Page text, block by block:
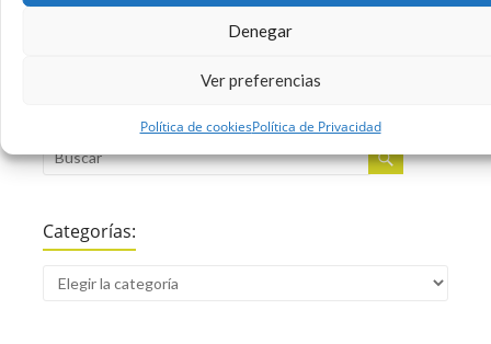
Denegar
Ver preferencias
Política de cookiesPolítica de Privacidad
Categorías: